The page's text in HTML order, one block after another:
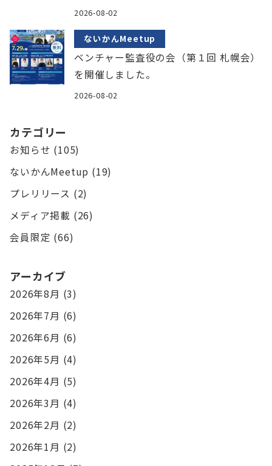
2026-08-02
ないかんMeetup
ベンチャー監査役の会（第１回 札幌会）
を開催しました。
2026-08-02
カテゴリー
お知らせ (105)
ないかんMeetup (19)
プレリリース (2)
メディア掲載 (26)
会員限定 (66)
アーカイブ
2026年8月 (3)
2026年7月 (6)
2026年6月 (6)
2026年5月 (4)
2026年4月 (5)
2026年3月 (4)
2026年2月 (2)
2026年1月 (2)